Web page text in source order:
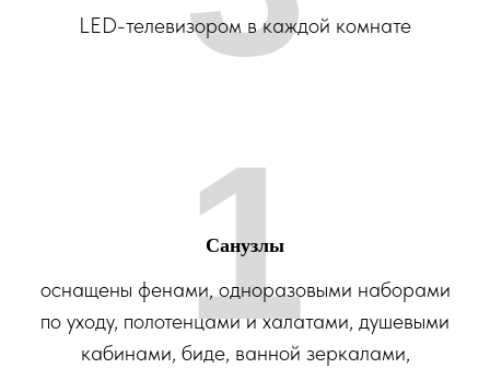
LED-телевизором в каждой комнате
Санузлы
оснащены фенами, одноразовыми наборами
по уходу, полотенцами и халатами, душевыми
кабинами, биде, ванной зеркалами,
1